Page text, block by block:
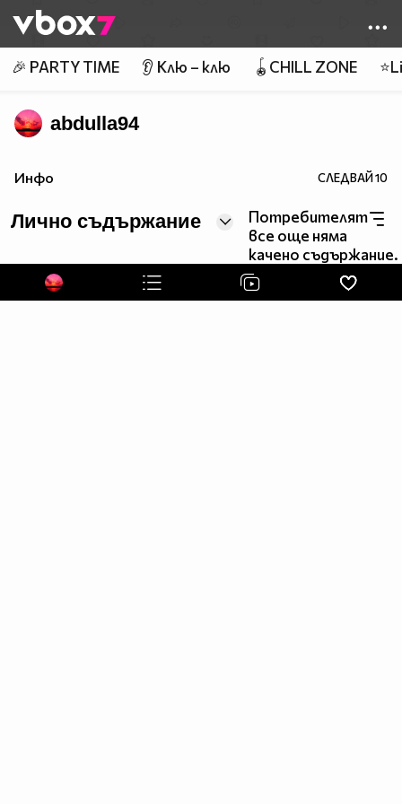
👾
🎉 PARTY TIME 👂 Клю – клю 🪀CHILL ZONE
abdulla94
Инфо СЛЕДВАЙ10
Лично съдържание
Потребителят
все още няма
качено съдържание.